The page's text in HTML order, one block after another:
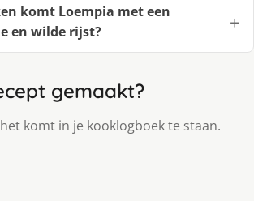
komt Loempia met een
en wilde rijst?
gemaakt?
komt in je kooklogboek te staan.